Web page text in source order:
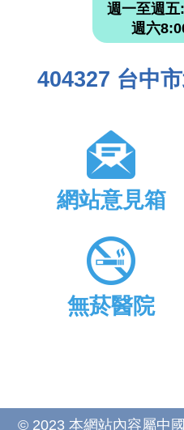
週一至週
週六
404327 台中
網站意見箱
無菸醫院
© 2023 本網站內容屬中